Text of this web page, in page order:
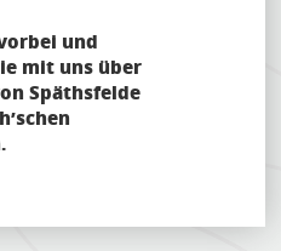
und
mit uns über
Späthsfelde